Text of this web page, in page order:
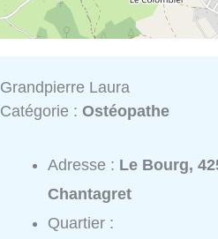
Grandpierre Laura
Catégorie :Ostéopathe
Adresse : Le Bourg,
Chantagret
Quartier :